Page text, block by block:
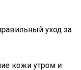
уход за
кожи утром и